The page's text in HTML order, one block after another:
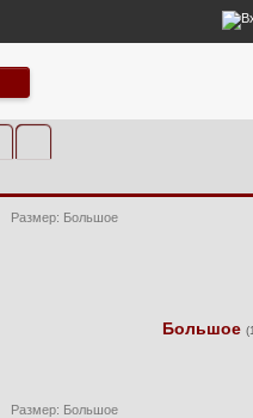
Размер: Большое
Большое
Размер: Большое